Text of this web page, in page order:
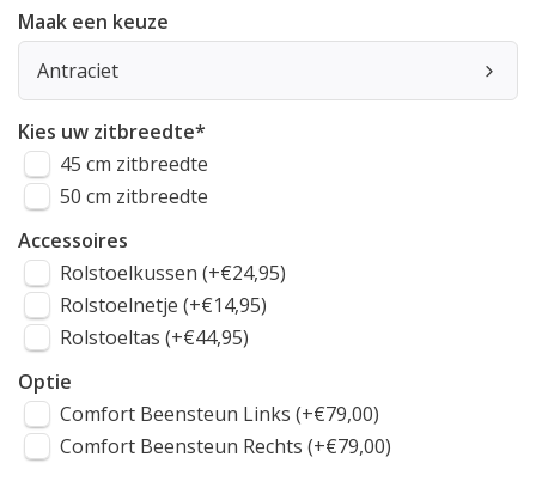
Maak een keuze
Antraciet
Kies uw zitbreedte*
45 cm zitbreedte
50 cm zitbreedte
Accessoires
Rolstoelkussen (+€24,95)
Rolstoelnetje (+€14,95)
Rolstoeltas (+€44,95)
Optie
Comfort Beensteun Links (+€79,00)
Comfort Beensteun Rechts (+€79,00)